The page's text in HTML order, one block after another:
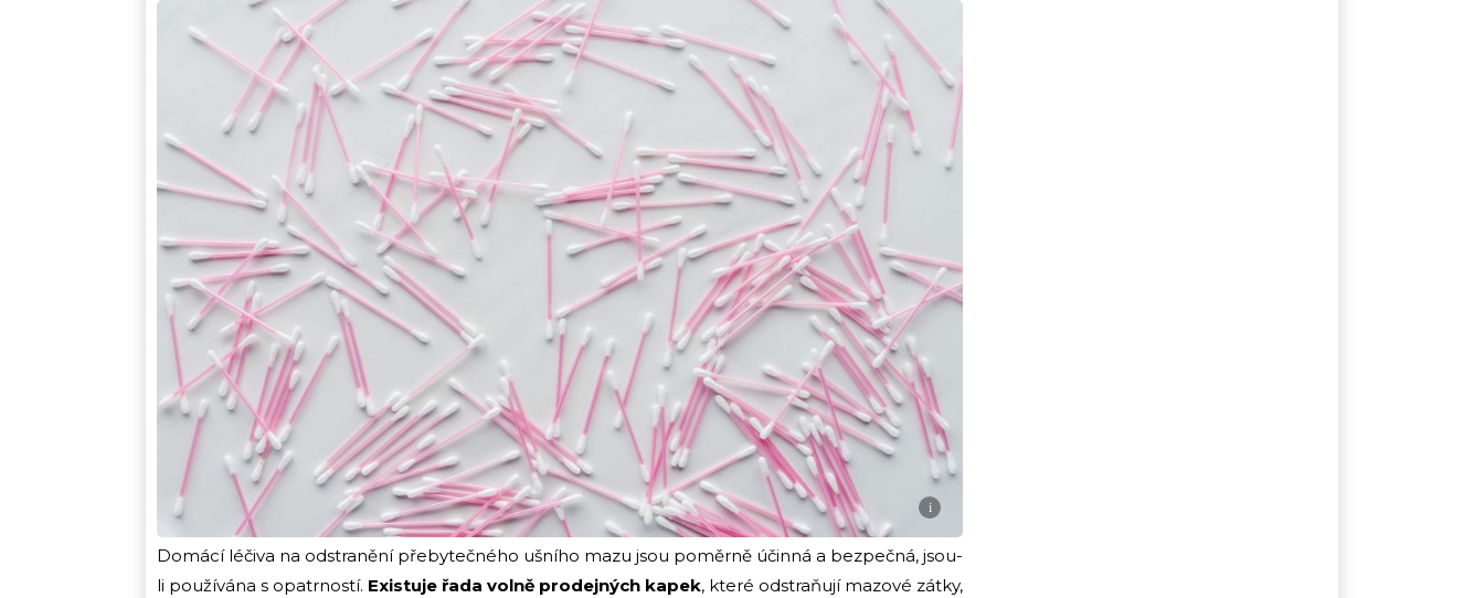
i
Domácí léčiva na odstranění přebytečného ušního mazu jsou poměrně účinná a bezpečná, jsou-
li používána s opatrností. Existuje řada volně prodejných kapek, které odstraňují mazové zátky,